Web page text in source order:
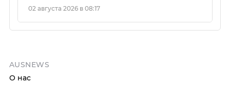
02 августа 2026 в 08:17
AUSNEWS
О нас